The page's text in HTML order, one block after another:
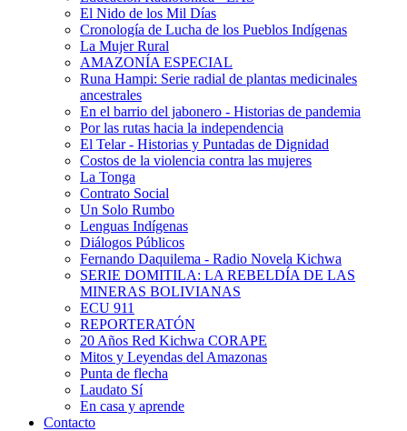
El Nido de los Mil Días
Cronología de Lucha de los Pueblos Indígenas
La Mujer Rural
AMAZONÍA ESPECIAL
Runa Hampi: Serie radial de plantas medicinales
ancestrales
En el barrio del jabonero - Historias de pandemia
Por las rutas hacia la independencia
El Telar - Historias y Puntadas de Dignidad
Costos de la violencia contra las mujeres
La Tonga
Contrato Social
Un Solo Rumbo
Lenguas Indígenas
Diálogos Públicos
Fernando Daquilema - Radio Novela Kichwa
SERIE DOMITILA: LA REBELDÍA DE LAS
MINERAS BOLIVIANAS
ECU 911
REPORTERATÓN
20 Años Red Kichwa CORAPE
Mitos y Leyendas del Amazonas
Punta de flecha
Laudato Sí
En casa y aprende
Contacto